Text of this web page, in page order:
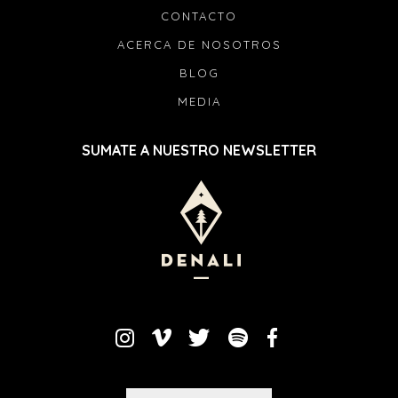
CONTACTO
ACERCA DE NOSOTROS
BLOG
MEDIA
SUMATE A NUESTRO NEWSLETTER